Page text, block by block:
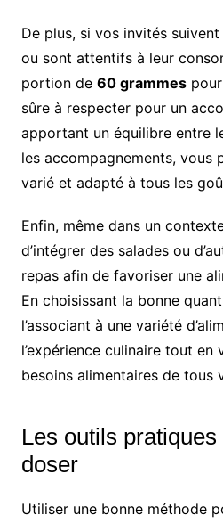
De plus, si vos invités suivent
ou sont attentifs à leur
portion de 60 grammes
sûre à respecter pour un
apportant un équilibre entre
les accompagnements, vous
varié et adapté à tous les
Enfin, même dans un
d’intégrer des salades ou
repas afin de favoriser une
En choisissant la bonne
l’associant à une variété
l’expérience culinaire tout en
besoins alimentaires de tous
Les outils
doser
Utiliser une bonne méthode